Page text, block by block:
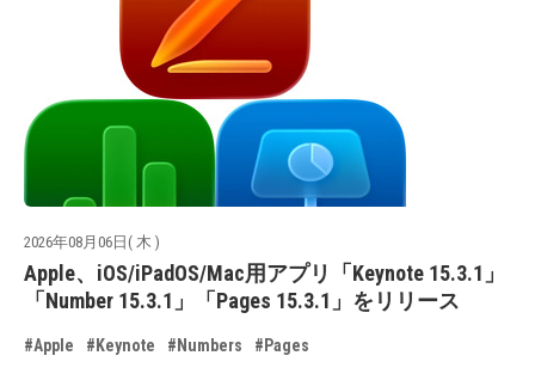
2026年08月06日( 木 )
Apple、iOS/iPadOS/Mac用アプリ「Keynote 15.3.1」
「Number 15.3.1」「Pages 15.3.1」をリリース
#Apple #Keynote #Numbers #Pages